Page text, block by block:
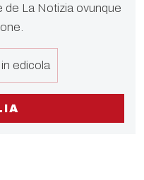
de La Notizia ovunque